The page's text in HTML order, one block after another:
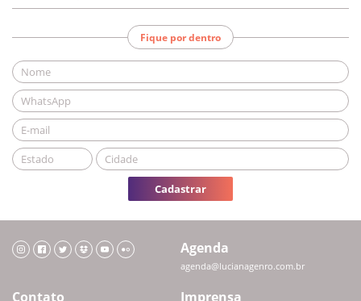
Fique por dentro
Cadastrar
Agenda
agenda@lucianagenro.com.br
Contato Imprensa